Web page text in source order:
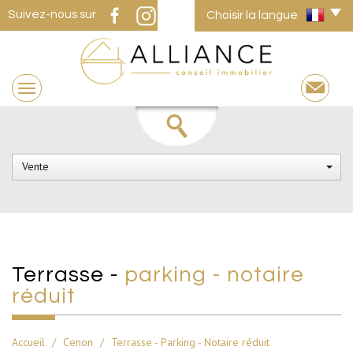
Suivez-nous sur Choisir la langue
Vente
terrasse - parking - notaire
réduit
Accueil Cenon Terrasse - Parking - Notaire réduit